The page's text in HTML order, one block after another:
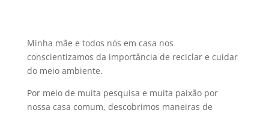
Minha mãe e todos nós em casa nos
conscientizamos da importância de reciclar e cuidar
do meio ambiente.
Por meio de muita pesquisa e muita paixão por
nossa casa comum, descobrimos maneiras de